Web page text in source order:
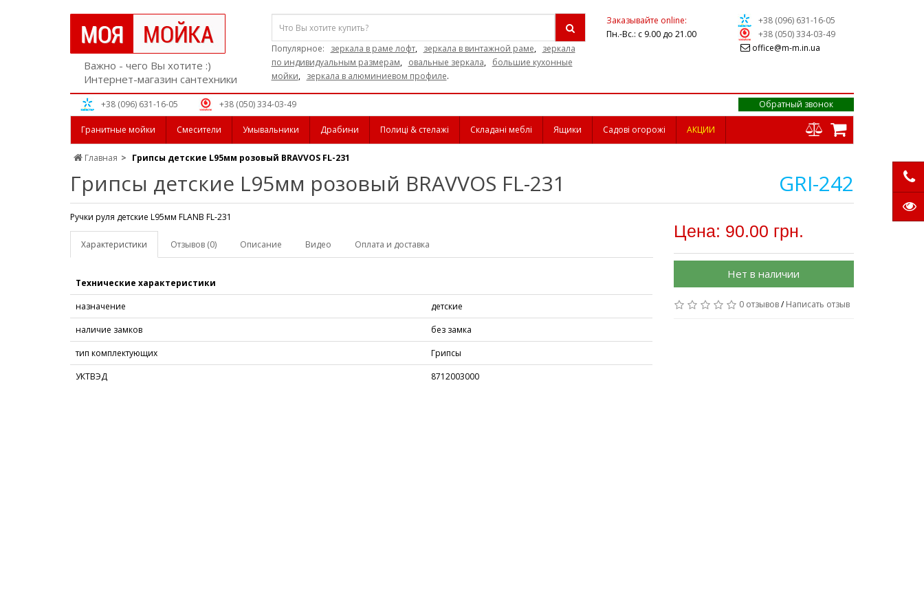
Важно - чего Вы хотите :)
Интернет-магазин сантехники
Популярное: зеркала в раме лофт, зеркала в винтажной раме, зеркала
по индивидуальным размерам, овальные зеркала, большие кухонные
мойки, зеркала в алюминиевом профиле.
Заказывайте online:
Пн.-Вс.: с 9.00 до 21.00
+38 (096) 631-16-05
+38 (050) 334-03-49
office@m-m.in.ua
+38 (096) 631-16-05 +38 (050) 334-03-49 Обратный звонок
Гранитные мойки Смесители Умывальники Драбини Полиці & стелажі Складані меблі Ящики Садові огорожі АКЦИИ
Главная Грипсы детские L95мм розовый BRAVVOS FL-231
Грипсы детские L95мм розовый BRAVVOS FL-231 GRI-242
Ручки руля детские L95мм FLANB FL-231
Характеристики Отзывов (0) Описание Видео Оплата и доставка
Технические характеристики
назначение
детские
наличие замков
без замка
тип комплектующих
Грипсы
УКТВЭД
8712003000
Цена: 90.00 грн.
Нет в наличии
0 отзывов/Написать отзыв